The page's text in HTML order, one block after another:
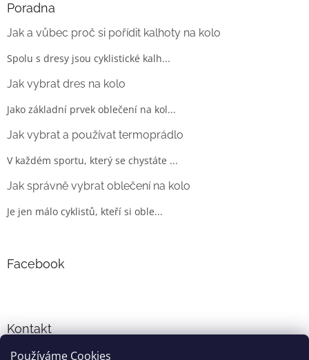
Používáme Cookies
Poradna
Jak a vůbec proč si pořídit kalhoty na kolo
Spolu s dresy jsou cyklistické kalh...
Jak vybrat dres na kolo
Jako základní prvek oblečení na kol...
Jak vybrat a používat termoprádlo
V každém sportu, který se chystáte ...
Jak správně vybrat oblečení na kolo
Je jen málo cyklistů, kteří si oble...
Facebook
Kontakt
info@cyklo-obleceni.cz